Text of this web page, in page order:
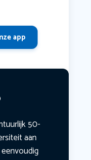
app
50-
aan